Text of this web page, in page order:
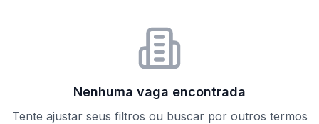
Nenhuma vaga encontrada
Tente ajustar seus filtros ou buscar por outros termos